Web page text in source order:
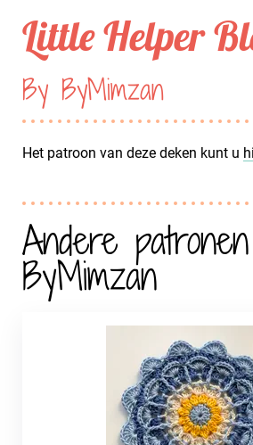
Little Helper
By ByMimzan
Het patroon van deze deken kunt u
Andere
ByMimzan